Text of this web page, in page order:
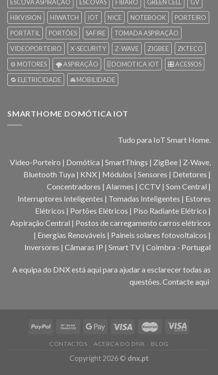
ESCOVA ASPIRAÇÃO
ESCOVAS FIBARO GREEN CELL
GV
HIKVISION
HIWATCH IOT NICE NOTEBOOK
PORTEIRO
PORTÁTIL
PORTÕES SAFIRE
TOMADA ASPIRAÇÃO
VIDEOPORTEIRO
X-SECURITY Z-WAVE ZIGBEE
ZKTECO
⚙️ MOTORES
🌪️ ASPIRAÇÃO 🎚️ DOMOTICA IOT
🎛️ ACESSOS
🔁 ELETRICIDADE
🚘 MOBILIDADE
SMARTHOME DOMÓTICA IOT
Tudo para IoT Smart Home.
Video-Porteiro | Domótica | SmartThings | ZigBee | Z-Wave,
Bluetooth Tuya | KNX | Módulos | Sensores | Detetores |
Concentradores | Alarmes | CCTV | Som Central |
Interruptores Inteligentes | Tomadas Inteligentes | Estores
Elétricos | Portões Elétricos | Piso Radiante Elétrico |
Aspiração Central | Postos de carregamento carros elétricos
| Energias Renováveis | Paineis solares fotovoltaicos |
Inversores | Câmaras IP | Smart TV | Coimbra - Portugal
A equipa do DNX está aqui para ajudar a esclarecer todas as
questões. Contacte aqui
CONTACTOS ACERCA DO DNX BLOG
Copyright 2026 © dnx.pt